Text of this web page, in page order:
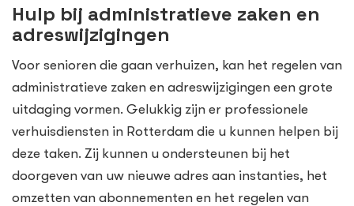
Hulp bij administratieve zaken en
adreswijzigingen
Voor senioren die gaan verhuizen, kan het regelen van
administratieve zaken en adreswijzigingen een grote
uitdaging vormen. Gelukkig zijn er professionele
verhuisdiensten in Rotterdam die u kunnen helpen bij
deze taken. Zij kunnen u ondersteunen bij het
doorgeven van uw nieuwe adres aan instanties, het
omzetten van abonnementen en het regelen van